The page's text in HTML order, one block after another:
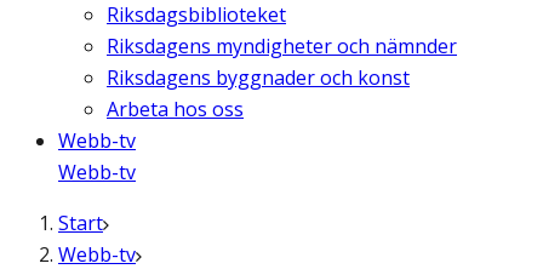
Riksdagsbiblioteket
Riksdagens myndigheter och nämnder
Riksdagens byggnader och konst
Arbeta hos oss
Webb-tv
Webb-tv
Start
Webb-tv